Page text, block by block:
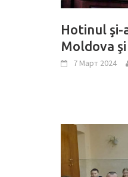
Hotinul şi-
Moldova
7 Март 2024